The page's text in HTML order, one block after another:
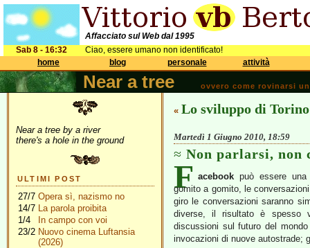
Affacciato sul Web dal 1995
Sab 8 - 16:32
Ciao, essere umano non identificato!
home
blog personale attività
Near a tree ovvero come rovinarsi
Near a tree by a river
there's a hole in the ground
ULTIMI POST
27/7 Opera sì, nazismo no
14/7 La parola proibita
1/4
In campo con voi
23/2 Nuovo cinema Luftansia
(2026)
« Lo sviluppo di Torino
Martedì 1 Giugno 2010, 18:59
Non parlarsi, non
F acebook può essere
gomito a gomito, le
giro le conversazioni saranno
diverse, il risultato è spesso
discussioni sul futuro del
invocazioni di nuove autostrade;